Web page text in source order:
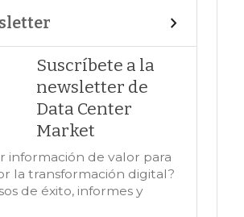
Suscríbete a la
newsletter de
Data Center
Market
información de valor para
la transformación digital?
de éxito, informes y